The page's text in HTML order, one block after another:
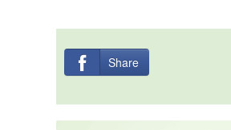
Share